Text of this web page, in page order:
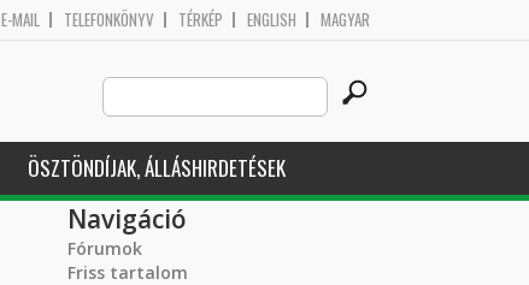
E-MAIL TELEFONKÖNYV TÉRKÉP ENGLISH MAGYAR
Search
this
site
ÖSZTÖNDÍJAK, ÁLLÁSHIRDETÉSEK
Navigáció
Fórumok
Friss tartalom